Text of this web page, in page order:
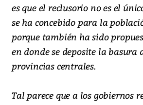
es que el reclusorio no es el
se ha concebido para la
porque también ha sido
en donde se deposite la basura
provincias centrales.
Tal parece que a los gobiernos